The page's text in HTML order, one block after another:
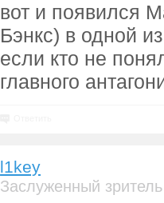
вот и появился
Бэнкс) в одной
если кто не
главного
l1key
Заслуженный зритель